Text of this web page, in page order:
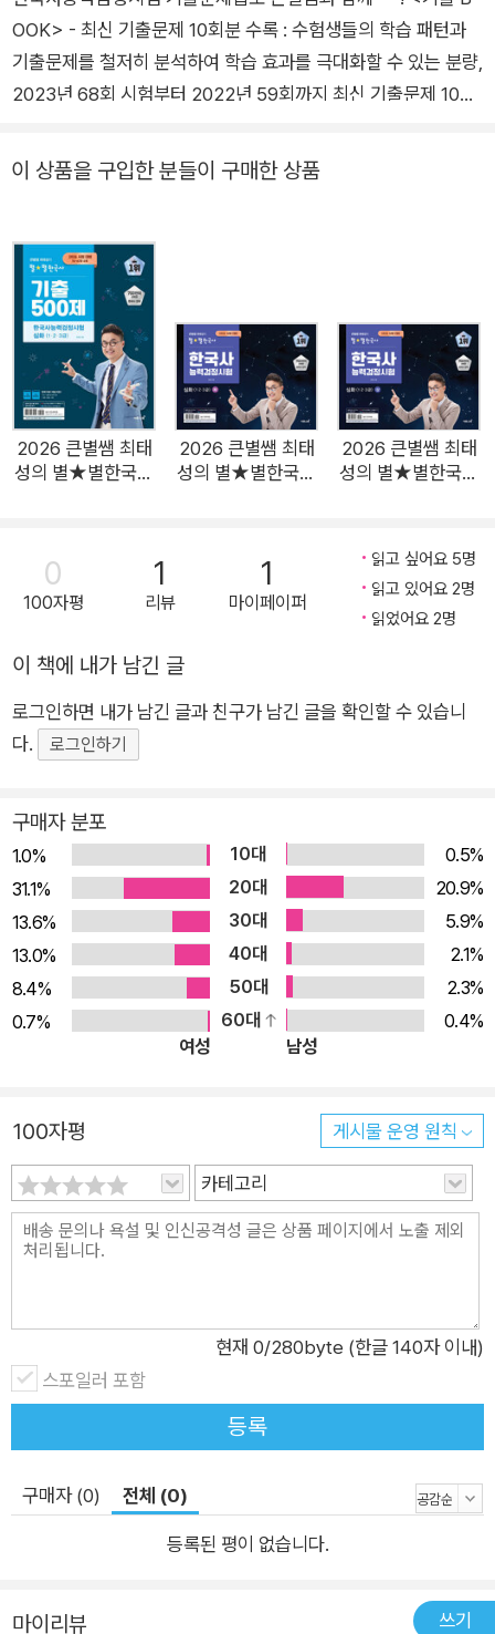
'최태성 초등TV' 무료 강의 진행 ? - 사랑의열매 고액 기부자 모
임 ‘아너 소사이어티’ 회원 - 재외동포청 · 국방부유해발굴감식단
홍보대사 - KBS 〈역사저널 그날〉, tvN STORY 〈벌거벗은 한국
OOK> - 최신 기출문제 10회분 수록 : 수험생들의 학습 패턴과
기출문제를 철저히 분석하여 학습 효과를 극대화할 수 있는 분량,
2023년 68회 시험부터 2022년 59회까지 최신 기출문제 10회
럼 연습할 수 있도록 실제 시험지와 같게 구성하였어요. 시험을
별, 난이도별로 철저히 분석하고, 큰별쌤의 한 줄 평을 담았습니
다. - 킬러 문항 : 난도 최상의 킬러 문항을 표시하였어요. - 정답
찾는 키워드 : 정답을 찾을 수 있는 키워드를 한눈에 보여 줍니다.
핵심을 빠르게 파악하는 방법을 익혀 보세요. - 자세한 선택지 해
설 : 선택지 하나하나를 꼼꼼하고 자세하게 설명한 친절한 해설을
통해 아는 내용은 다시 확인하고, 부족한 부분은 채워 보세요. -
기출 선택지+α : 한국사능력검정시험은 나온 선택지가 또 나옵
니다. 나올 만한 기출 선택지를 OX 문제로 제시하여 빈틈없이 대
요. - 연표로 흐름잡기 : 주요 사건의 흐름을 파악할 수 있도록 연
표로 정리하였어요. ▣ 누구나 살아있는 역사를 만날 수 있도록
튜브 공식채널 - '최태성1TV' - 모두의 별별 한국사 홈페이지 w
ww.etoos.com/bigstar ▣ <2024 큰별쌤 최태성의 별별한국
사 기출 500제 한국사능력검정시험 심화(1,2,3급)>는 수험생의
편의를 위해 <기출 BOOK>과 <해설 BOOK> 두 권으로 분리
이 상품을 구입한 분들이 구매한 상품
2026 큰별쌤 최태
성의 별★별한국사
2026 큰별쌤 최태
성의 별★별한국사
2026 큰별쌤 최태
성의 별★별한국사
상
0
100자평
1
리뷰
1
마이페이퍼
읽고 싶어요 5명
읽고 있어요 2명
읽었어요 2명
이 책에 내가 남긴 글
로그인하면 내가 남긴 글과 친구가 남긴 글을 확인할 수 있습니
다.
로그인하기
구매자 분포
1.0% 10대
0.5%
31.1%
20대
20.9%
13.6%
30대
5.9%
13.0%
40대
2.1%
8.4%
50대
2.3%
0.7%
60대
0.4%
여성
남성
100자평 게시물 운영 원칙
카테고리
현재 0/280byte (한글 140자 이내)
스포일러 포함
등록
구매자 (0) 전체 (0)
등록된 평이 없습니다.
마이리뷰 쓰기